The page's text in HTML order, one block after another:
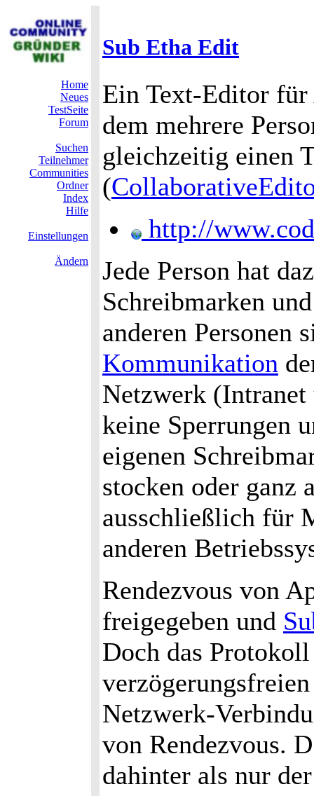
Sub Etha Edit
Home
Neues
TestSeite
Forum
Suchen
Teilnehmer
Communities
Ordner
Index
Hilfe
Einstellungen
Ändern
Ein Text-Editor
dem mehrere
gleichzeitig einen
(
http://
Jede Person hat
Schreibmarken
anderen Personen
Kommunikation
Netzwerk
keine Sperrungen
eigenen
stocken oder ganz
ausschließlich für
anderen
Rendezvous von
freigegeben und
Doch das
Netzwerk-
von Rendezvous.
dahinter als nur